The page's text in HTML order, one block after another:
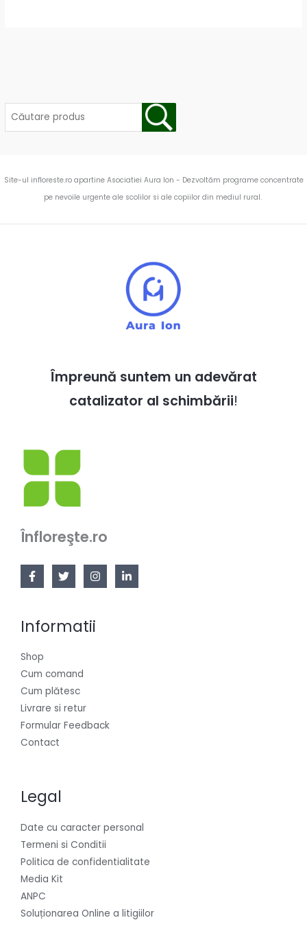
Site-ul infloreste.ro apartine Asociatiei Aura Ion - Dezvoltăm programe concentrate
pe nevoile urgente ale scolilor si ale copiilor din mediul rural.
Împreună suntem un adevărat
catalizator al schimbării!
Înfloreşte.ro
Informatii
Shop
Cum comand
Cum plătesc
Livrare si retur
Formular Feedback
Contact
Legal
Date cu caracter personal
Termeni si Conditii
Politica de confidentialitate
Media Kit
ANPC
Soluționarea Online a litigiilor